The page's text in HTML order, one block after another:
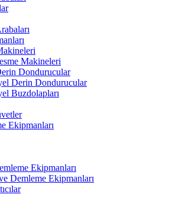
Makineleri
Dondurucular
Derin Dondurucular
Buzdolapları
Ekipmanları
Ekipmanları
Demleme Ekipmanları